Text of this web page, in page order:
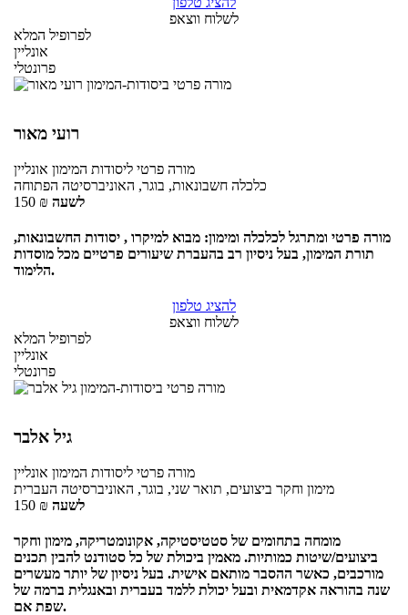
לשלוח ווצאפ
לפרופיל המלא
אונליין
פרונטלי
רועי מאור
מורה פרטי ליסודות המימון אונליין
כלכלה חשבונאות, בוגר, האוניברסיטה הפתוחה
150 ₪ לשעה
מורה פרטי ומתרגל לכלכלה ומימון: מבוא למיקרו , יסודות החשבונאות,
תורת המימון, בעל ניסיון רב בהעברת שיעורים פרטיים מכל מוסדות
הלימוד.
להציג טלפון
לשלוח ווצאפ
לפרופיל המלא
אונליין
פרונטלי
גיל אלבר
מורה פרטי ליסודות המימון אונליין
מימון וחקר ביצועים, תואר שני, בוגר, האוניברסיטה העברית
150 ₪ לשעה
מומחה בתחומים של סטטיסטיקה, אקונומטריקה, מימון וחקר
ביצועים/שיטות כמותיות. מאמין ביכולת של כל סטודנט להבין תכנים
מורכבים, כאשר ההסבר מותאם אישית. בעל ניסיון של יותר מעשרים
שנה בהוראה אקדמאית ובעל יכולת ללמד בעברית ובאנגלית ברמה של
שפת אם.